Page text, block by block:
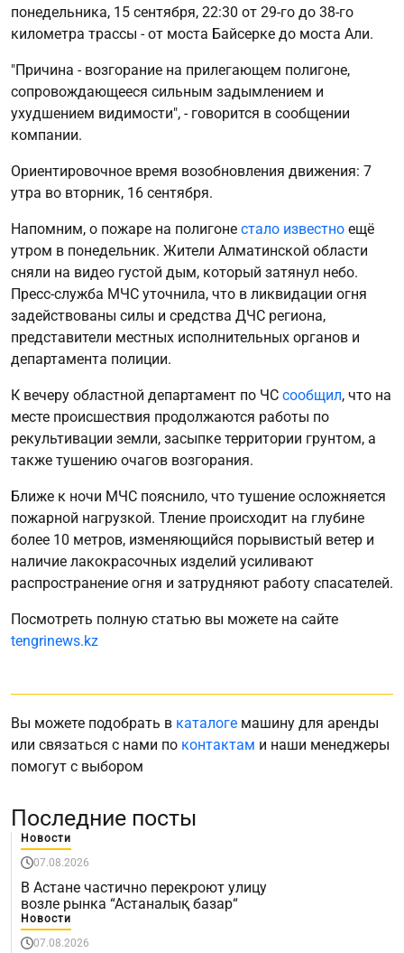
понедельника, 15 сентября, 22:30 от 29-го до 38-го
километра трассы - от моста Байсерке до моста Али.
"Причина - возгорание на прилегающем полигоне,
сопровождающееся сильным задымлением и
ухудшением видимости", - говорится в сообщении
компании.
Ориентировочное время возобновления движения: 7
утра во вторник, 16 сентября.
Напомним, о пожаре на полигоне стало известно ещё
утром в понедельник. Жители Алматинской области
сняли на видео густой дым, который затянул небо.
Пресс-служба МЧС уточнила, что в ликвидации огня
задействованы силы и средства ДЧС региона,
представители местных исполнительных органов и
департамента полиции.
К вечеру областной департамент по ЧС сообщил, что на
месте происшествия продолжаются работы по
рекультивации земли, засыпке территории грунтом, а
также тушению очагов возгорания.
Ближе к ночи МЧС пояснило, что тушение осложняется
пожарной нагрузкой. Тление происходит на глубине
более 10 метров, изменяющийся порывистый ветер и
наличие лакокрасочных изделий усиливают
распространение огня и затрудняют работу спасателей.
Посмотреть полную статью вы можете на сайте
tengrinews.kz
Вы можете подобрать в каталоге машину для аренды
или связаться с нами по контактам и наши менеджеры
помогут с выбором
Последние посты
Новости
07.08.2026
В Астане частично перекроют улицу
возле рынка “Астаналық базар“
Новости
07.08.2026